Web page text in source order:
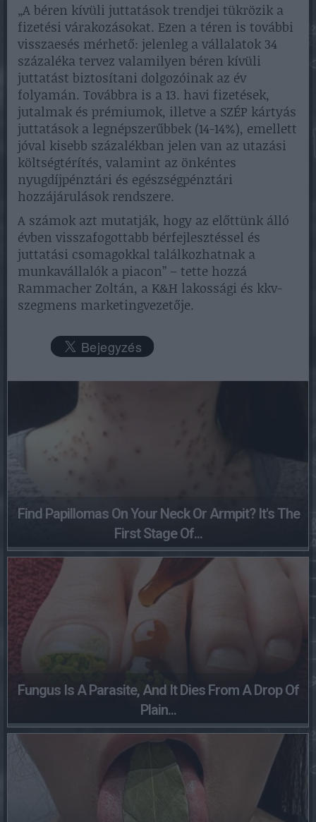
„A béren kívüli juttatások trendjei tükrözik a
fizetési várakozásokat. Ezen a téren is további
visszaesés mérhető: jelenleg a vállalatok 34
százaléka tervez valamilyen béren kívüli
juttatást biztosítani dolgozóinak az év
folyamán. Továbbra is a 13. havi fizetések,
jutalmak és prémiumok, illetve a SZÉP kártyás
juttatások a legnépszerűbbek (14-14%), emellett
jóval kisebb százalékban jelen van az utazási
költségtérítés, valamint az önkéntes
nyugdíjpénztári és egészségpénztári
hozzájárulások rendszere.
A számok azt mutatják, hogy az előttünk álló
évben visszafogottabb bérfejlesztéssel és
juttatási csomagokkal találkozhatnak a
munkavállalók a piacon” – tette hozzá
Rammacher Zoltán, a K&H lakossági és kkv-
szegmens marketingvezetője.
Find Papillomas On Your Neck Or Armpit? It's The
First Stage Of...
Fungus Is A Parasite, And It Dies From A Drop Of
Plain...